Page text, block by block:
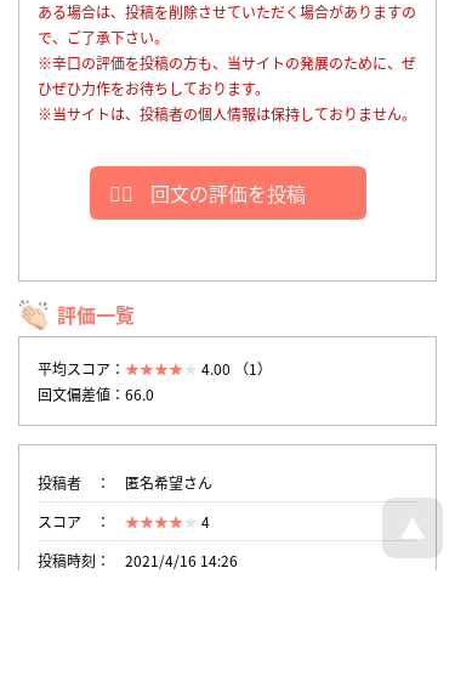
ある場合は、投稿を削除させていただく場合がありますの
で、ご了承下さい。
※辛口の評価を投稿の方も、当サイトの発展のために、ぜ
ひぜひ力作をお待ちしております。
※当サイトは、投稿者の個人情報は保持しておりません。
回文の評価を投稿
評価一覧
平均スコア：
4.00 （1）
回文偏差値：66.0
投稿者
匿名希望さん
スコア
4
投稿時刻
2021/4/16 14:26